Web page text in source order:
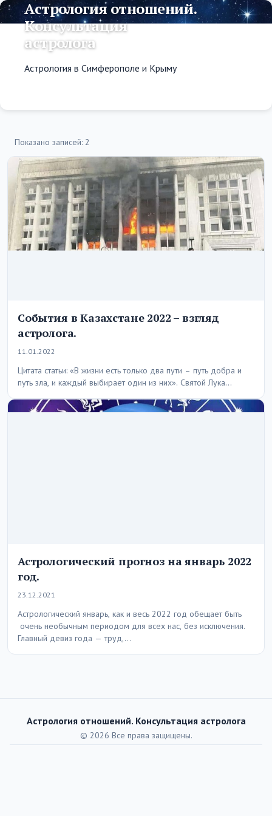
Астрология отношений.
Консультация
астролога
Астрология в Симферополе и Крыму
Показано записей: 2
События в Казахстане 2022 – взгляд
астролога.
11.01.2022
Цитата статьи: «В жизни есть только два пути – путь добра и
путь зла, и каждый выбирает один из них». Святой Лука…
Астрологический прогноз на январь 2022
год.
23.12.2021
Астрологический январь, как и весь 2022 год обещает быть
очень необычным периодом для всех нас, без исключения.
Главный девиз года — труд,…
Астрология отношений. Консультация астролога
© 2026 Все права защищены.